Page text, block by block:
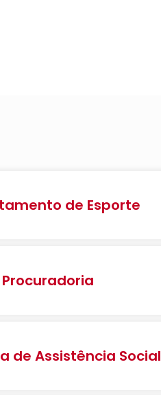
de Esporte
Procuradoria
de Assistência Social